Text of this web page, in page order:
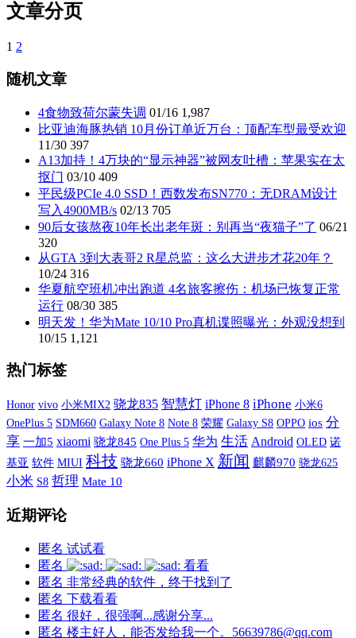
文章分页
1 2
随机文章
4食物致荷尔蒙失调 01/16 1,987
比亚迪海豚热销 10月份订单近万台：顶配车型最受欢迎
11/30 397
A13加持！4万块的“显示神器”被网友吐槽：苹果实在太
抠门 03/10 409
平民级PCIe 4.0 SSD！西数发布SN770：无DRAM设计
写入4900MB/s 02/13 705
90后女孩熬夜10年长出老年斑：别再当“夜猫子”了 06/21
320
从GTA 3到大表哥2 R星总监：这么大进步才花20年？
10/24 316
华夏航空班机冲出跑道 4名旅客擦伤：机场已恢复正常
运行 08/30 385
明天发！华为Mate 10/10 Pro真机谍照曝光：外观没想到
10/15 1,121
热门标签
Honor vivo 小米MIX2 骁龙835 智慧灯 iPhone 8 iPhone 小米6
OnePlus 5 SDM660 Galaxy Note 8 Note 8 荣耀 Galaxy S8 OPPO ios 分
享 一加5 xiaomi 骁龙845 One Plus 5 华为 生活 Android OLED 诺
基亚 软件 MIUI 科技 骁龙660 iPhone X 新闻 麒麟970 骁龙625
小米 S8 哲理 Mate 10
近期评论
匿名 试试看
匿名
看看
匿名 非常经典的软件，终于找到了
匿名 下载看看
匿名 很好，很强啊...感谢分享...
匿名 楼主好人，能否发给我一个。56639786@qq.com